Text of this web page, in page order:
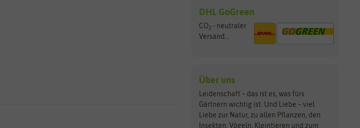
DHL GoGreen
CO2 - neutraler
Versand...
Über uns
Leidenschaft – das ist es, was fürs
Gärtnern wichtig ist. Und Liebe – viel
Liebe zur Natur, zu allen Pflanzen, den
Insekten, Vögeln, Kleintieren und zum